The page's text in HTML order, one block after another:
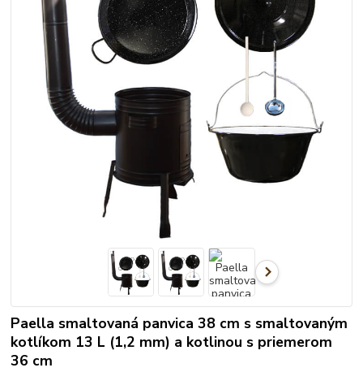
Paella smaltovaná panvica 38 cm s smaltovaným
kotlíkom 13 L (1,2 mm) a kotlinou s priemerom
36 cm